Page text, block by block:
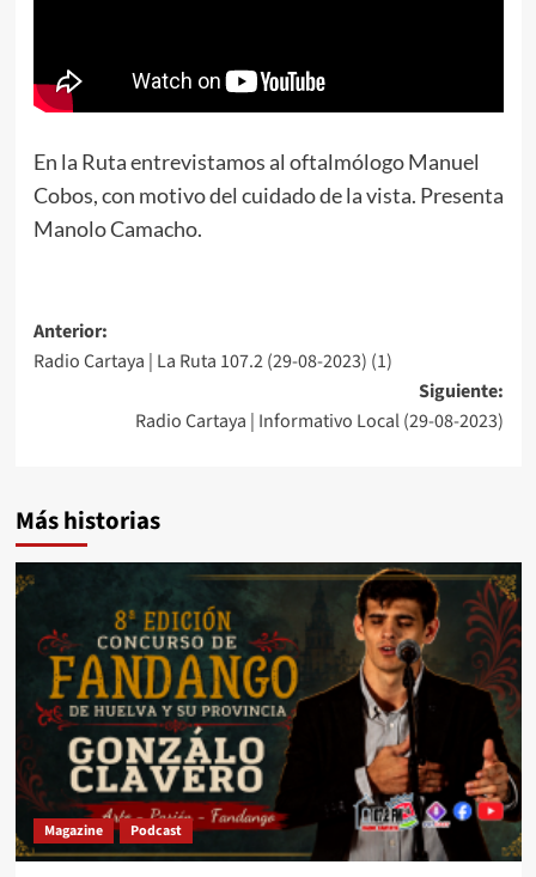
En la Ruta entrevistamos al oftalmólogo Manuel
Cobos, con motivo del cuidado de la vista. Presenta
Manolo Camacho.
Anterior:
Radio Cartaya | La Ruta 107.2 (29-08-2023) (1)
Siguiente:
Radio Cartaya | Informativo Local (29-08-2023)
Más historias
Magazine Podcast